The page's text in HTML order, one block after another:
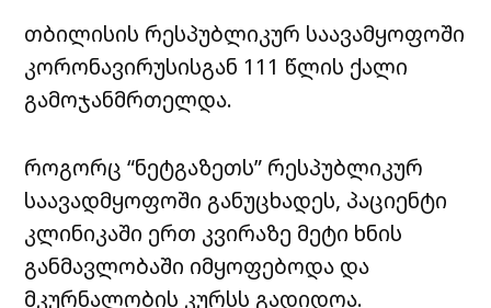
თბილისის რესპუბლიკურ საავამყოფოში
კორონავირუსისგან 111 წლის ქალი
გამოჯანმრთელდა.
როგორც “ნეტგაზეთს” რესპუბლიკურ
საავადმყოფოში განუცხადეს, პაციენტი
კლინიკაში ერთ კვირაზე მეტი ხნის
განმავლობაში იმყოფებოდა და
მკურნალობის კურსს გადიდოა.